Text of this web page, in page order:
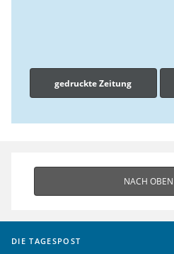
gedruckte Zeitung
NACH OBEN
DIE TAGESPOST